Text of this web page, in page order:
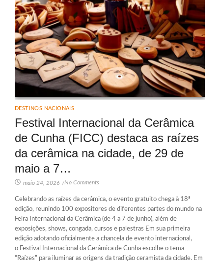
DESTINOS NACIONAIS
Festival Internacional da Cerâmica
de Cunha (FICC) destaca as raízes
da cerâmica na cidade, de 29 de
maio a 7…
maio 24, 2026 /No Comments
Celebrando as raízes da cerâmica, o evento gratuito chega à 18ª
edição, reunindo 100 expositores de diferentes partes do mundo na
Feira Internacional da Cerâmica (de 4 a 7 de junho), além de
exposições, shows, congada, cursos e palestras Em sua primeira
edição adotando oficialmente a chancela de evento internacional,
o Festival Internacional da Cerâmica de Cunha escolhe o tema
“Raízes” para iluminar as origens da tradição ceramista da cidade. Em